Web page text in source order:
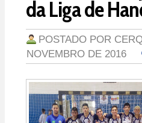
da Liga de
POSTADO POR
NOVEMBRO DE 2016